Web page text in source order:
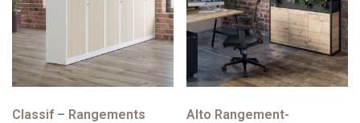
Classif – Rangements
Alto Rangement-